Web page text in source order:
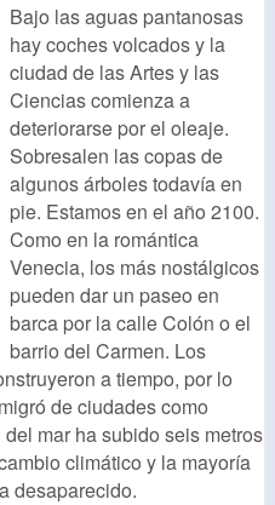
Bajo las aguas pantanosas
hay coches volcados y la
ciudad de las Artes y las
Ciencias comienza a
deteriorarse por el oleaje.
Sobresalen las copas de
algunos árboles todavía en
pie. Estamos en el año 2100.
Como en la romántica
Venecia, los más nostálgicos
pueden dar un paseo en
barca por la calle Colón o el
barrio del Carmen. Los
a tiempo, por lo
de ciudades como
mar ha subido seis metros
climático y la mayoría
desaparecido.